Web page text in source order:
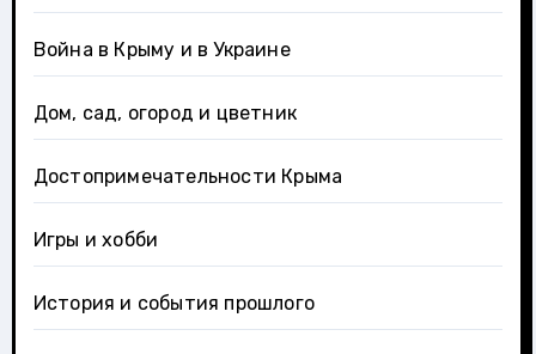
Война в Крыму и в Украине
Дом, сад, огород и цветник
Достопримечательности Крыма
Игры и хобби
История и события прошлого